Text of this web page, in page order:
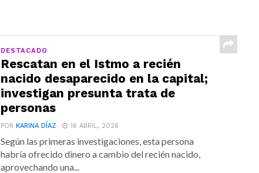
DESTACADO
Rescatan en el Istmo a recién
nacido desaparecido en la capital;
investigan presunta trata de
personas
PORKARINA DÍAZ 16 ABRIL, 2026
Según las primeras investigaciones, esta persona
habría ofrecido dinero a cambio del recién nacido,
aprovechando una...